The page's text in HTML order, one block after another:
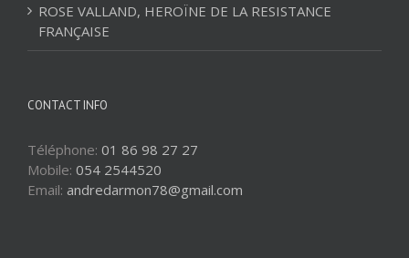
ROSE VALLAND, HEROÏNE DE LA RESISTANCE
FRANÇAISE
CONTACT INFO
Téléphone: 01 86 98 27 27
Mobile: 054 2544520
Email: andredarmon78@gmail.com